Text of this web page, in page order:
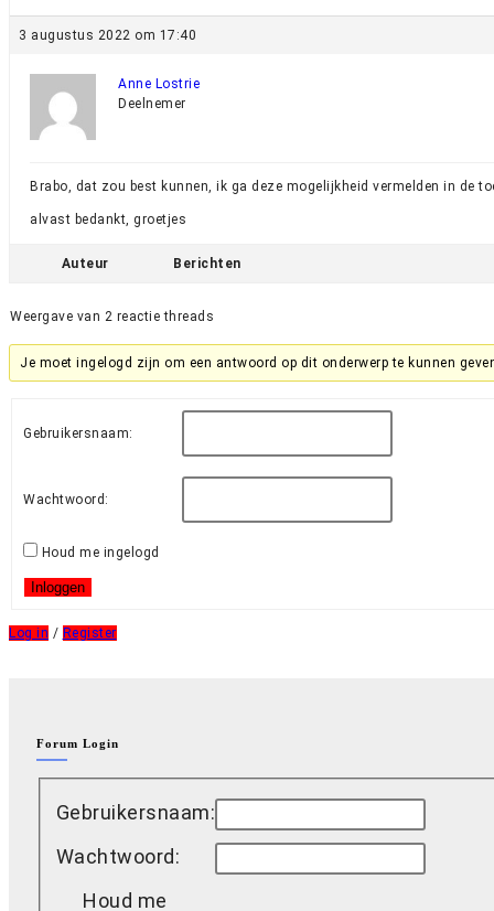
3 augustus 2022 om 17:40
Anne Lostrie
Deelnemer
Brabo, dat zou best kunnen, ik ga deze mogelijkheid vermelden in de
alvast bedankt, groetjes
Auteur Berichten
Weergave van 2 reactie threads
Je moet ingelogd zijn om een antwoord op dit onderwerp te kunnen
Gebruikersnaam:
Wachtwoord:
Houd me ingelogd
Inloggen
Log in / Register
Forum Login
Gebruikersnaam:
Wachtwoord:
Houd me